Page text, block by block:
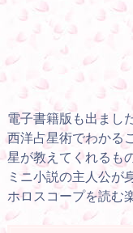
電子書籍版も出まし
西洋占星術でわかる
星が教えてくれるも
ミニ小説の主人公が
ホロスコープを読む